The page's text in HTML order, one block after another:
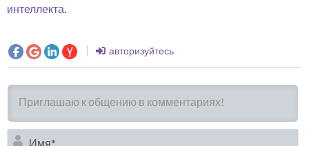
интеллекта.
авторизуйтесь